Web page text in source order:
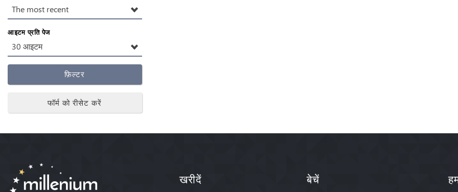
The most recent
आइटम प्रति पेज
30 आइटम
फ़िल्टर
फॉर्म को रीसेट करें
खरीदें बेचें